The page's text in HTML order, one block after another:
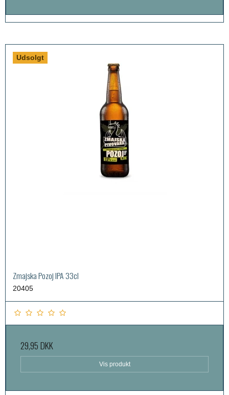
Udsolgt
Zmajska Pozoj IPA 33cl
20405
29,95 DKK
Vis produkt